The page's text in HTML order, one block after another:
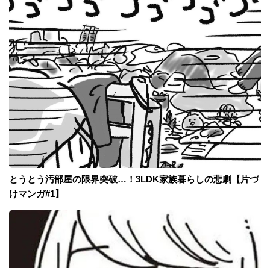
とうとう汚部屋の限界突破…！3LDK家族暮らしの悲劇【片づ
けマンガ#1】